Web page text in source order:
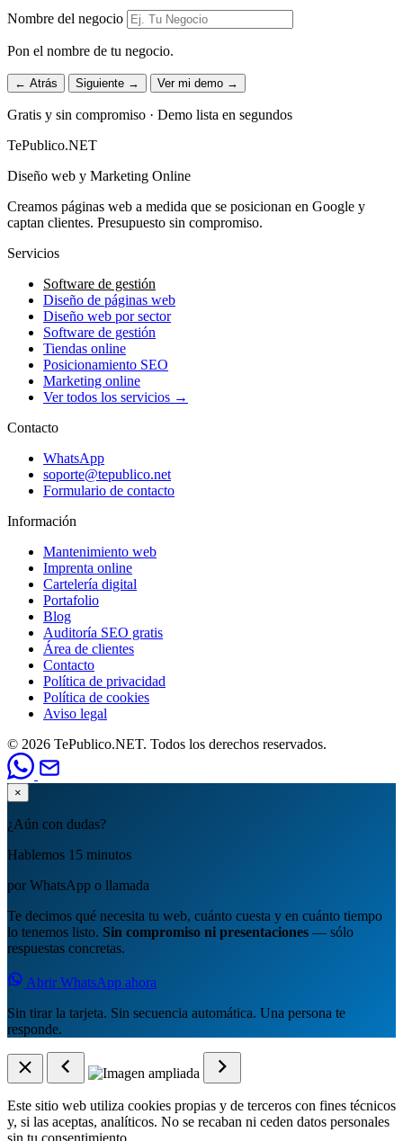
Nombre del negocio
Pon el nombre de tu negocio.
← Atrás Siguiente → Ver mi demo →
Gratis y sin compromiso · Demo lista en segundos
TePublico.NET
Diseño web y Marketing Online
Creamos páginas web a medida que se posicionan en Google y
captan clientes. Presupuesto sin compromiso.
Servicios
Software de gestión
Diseño de páginas web
Diseño web por sector
Software de gestión
Tiendas online
Posicionamiento SEO
Marketing online
Ver todos los servicios →
Contacto
WhatsApp
soporte@tepublico.net
Formulario de contacto
Información
Mantenimiento web
Imprenta online
Cartelería digital
Portafolio
Blog
Auditoría SEO gratis
Área de clientes
Contacto
Política de privacidad
Política de cookies
Aviso legal
© 2026 TePublico.NET. Todos los derechos reservados.
×
¿Aún con dudas?
Hablemos 15 minutos
por WhatsApp o llamada
Te decimos qué necesita tu web, cuánto cuesta y en cuánto tiempo
lo tenemos listo. Sin compromiso ni presentaciones — sólo
respuestas concretas.
Abrir WhatsApp ahora
Sin tirar la tarjeta. Sin secuencia automática. Una persona te
responde.
Este sitio web utiliza cookies propias y de terceros con fines técnicos
y, si las aceptas, analíticos. No se recaban ni ceden datos personales